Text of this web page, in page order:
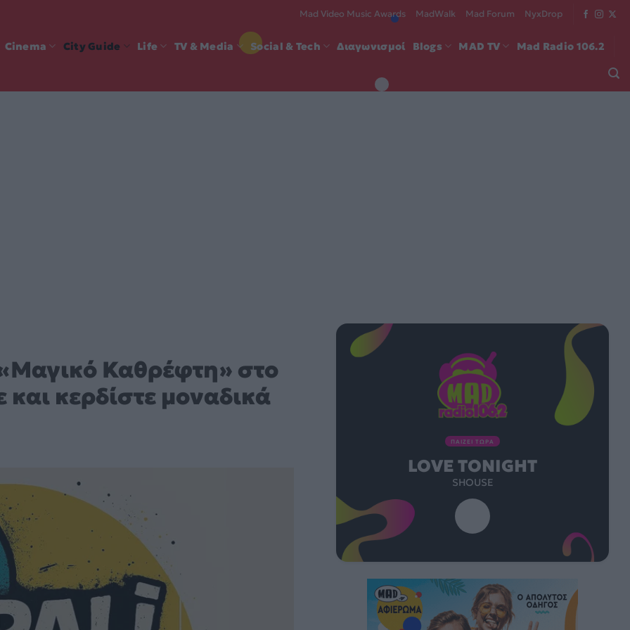
Mad Video Music Awards MadWalk Mad Forum NyxDrop
Cinema City Guide Life TV & Media Social & Tech Διαγωνισμοί Blogs MAD TV Mad Radio 106.2
Καθρέφτη» στο
κερδίστε μοναδικά
ΠΑΙΖΕΙ ΤΩΡΑ
LOVE TONIGHT
SHOUSE